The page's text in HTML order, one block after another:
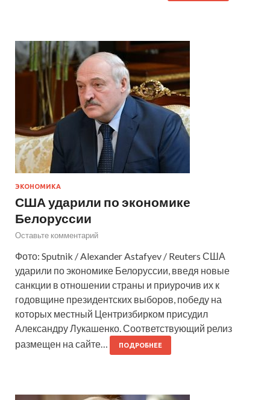
ЭКОНОМИКА
США ударили по экономике
Белоруссии
Оставьте комментарий
Фото: Sputnik / Alexander Astafyev / Reuters США
ударили по экономике Белоруссии, введя новые
санкции в отношении страны и приурочив их к
годовщине президентских выборов, победу на
которых местный Центризбирком присудил
Александру Лукашенко. Соответствующий релиз
размещен на сайте…
ПОДРОБНЕЕ